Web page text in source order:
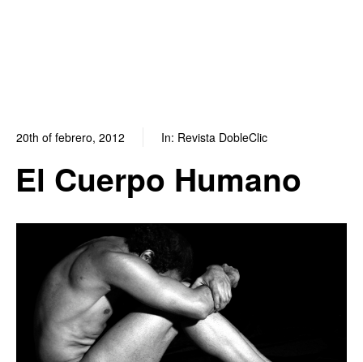
20th of febrero, 2012 In: Revista DobleClic
El Cuerpo Humano